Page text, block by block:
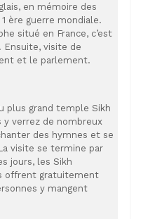
en mémoire des
ère guerre mondiale.
situé en France, c’est
Ensuite, visite de
et le parlement.
plus grand temple Sikh
y verrez de nombreux
des hymnes et se
visite se termine par
jours, les Sikh
offrent gratuitement
y mangent